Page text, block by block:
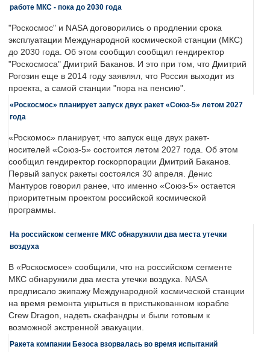
работе МКС - пока до 2030 года
"Роскосмос" и NASA договорились о продлении срока
эксплуатации Международной космической станции (МКС)
до 2030 года. Об этом сообщил сообщил гендиректор
"Роскосмоса" Дмитрий Баканов. И это при том, что Дмитрий
Рогозин еще в 2014 году заявлял, что Россия выходит из
проекта, а самой станции "пора на пенсию".
«Роскосмос» планирует запуск двух ракет «Союз-5» летом 2027
года
«Роскомос» планирует, что запуск еще двух ракет-
носителей «Союз-5» состоится летом 2027 года. Об этом
сообщил гендиректор госкорпорации Дмитрий Баканов.
Первый запуск ракеты состоялся 30 апреля. Денис
Мантуров говорил ранее, что именно «Союз-5» остается
приоритетным проектом российской космической
программы.
На российском сегменте МКС обнаружили два места утечки
воздуха
В «Роскосмосе» сообщили, что на российском сегменте
МКС обнаружили два места утечки воздуха. NASA
предписало экипажу Международной космической станции
на время ремонта укрыться в пристыкованном корабле
Crew Dragon, надеть скафандры и были готовым к
возможной экстренной эвакуации.
Ракета компании Безоса взорвалась во время испытаний